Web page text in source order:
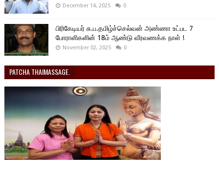
December 14, 2025 0
பிரிகேடியர் சு.ப.தமிழ்ச்செல்வன் அண்ணா உட்பட 7
போராளிகளின் 18ம் ஆண்டு வீரவணக்க நாள் !
November 02, 2025 0
PATCHA THAIMASSAGE.